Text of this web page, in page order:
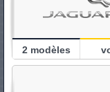
2modèles